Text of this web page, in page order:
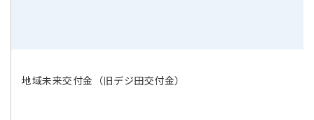
地域未来交付金（旧デジ田交付金）